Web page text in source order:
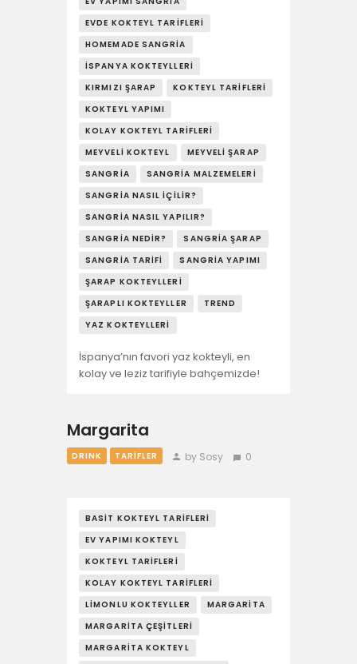
EVDE KOKTEYL TARIFLERI
HOMEMADE SANGRIA
İSPANYA KOKTEYLLERI
KIRMIZI ŞARAP
KOKTEYL TARIFLERI
KOKTEYL YAPIMI
KOLAY KOKTEYL TARIFLERI
MEYVELI KOKTEYL
MEYVELI ŞARAP
SANGRIA
SANGRIA MALZEMELERI
SANGRIA NASIL İÇILIR?
SANGRIA NASIL YAPILIR?
SANGRIA NEDIR?
SANGRIA ŞARAP
SANGRIA TARIFI
SANGRIA YAPIMI
ŞARAP KOKTEYLLERI
ŞARAPLI KOKTEYLLER
TREND
YAZ KOKTEYLLERI
İspanya’nın favori yaz kokteyli, en
kolay ve leziz tarifiyle bahçemizde!
Margarita
DRINK TARIFLER by Sosy 0
BASIT KOKTEYL TARIFLERI
EV YAPIMI KOKTEYL
KOKTEYL TARIFLERI
KOLAY KOKTEYL TARIFLERI
LIMONLU KOKTEYLLER
MARGARITA
MARGARITA ÇEŞITLERI
MARGARITA KOKTEYL